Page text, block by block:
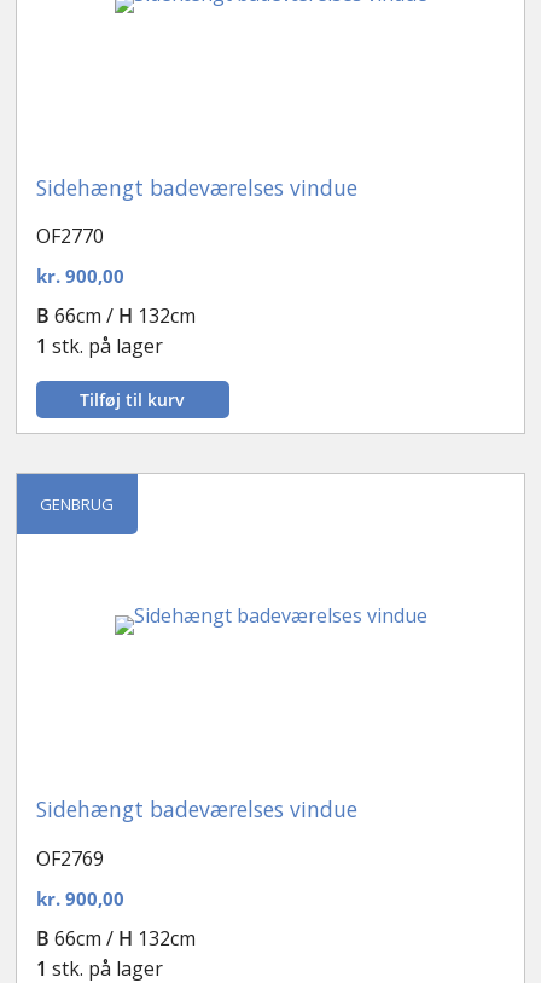
Sidehængt badeværelses vindue
OF2770
kr.900,00
Tilføj til kurv
B 66cm / H 132cm
1 stk. på lager
GENBRUG
Sidehængt badeværelses vindue
OF2769
kr.900,00
B 66cm / H 132cm
1 stk. på lager